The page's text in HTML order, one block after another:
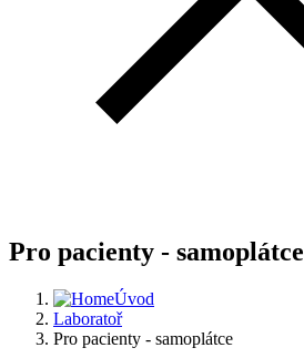
Pro pacienty - samoplátce
Úvod
Laboratoř
Pro pacienty - samoplátce